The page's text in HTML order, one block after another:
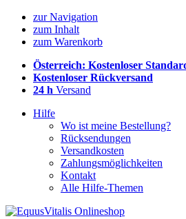
zur Navigation
zum Inhalt
zum Warenkorb
Österreich: Kostenloser
Kostenloser Rückversand
24 h Versand
Hilfe
Wo ist meine Bestellung?
Rücksendungen
Versandkosten
Zahlungsmöglichkeiten
Kontakt
Alle Hilfe-Themen